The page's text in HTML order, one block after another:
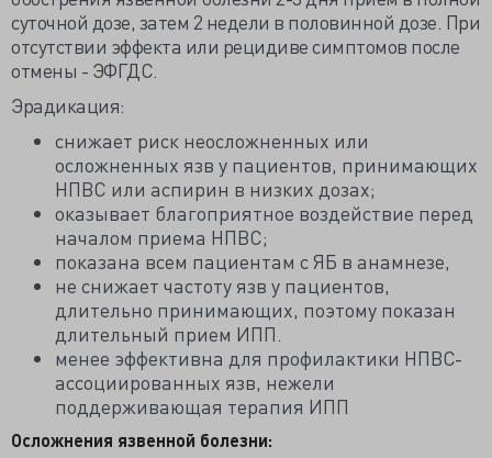
суточной дозе, затем 2 недели в половинной дозе. При
отсутствии эффекта или рецидиве симптомов после
отмены - ЭФГДС.
Эрадикация:
снижает риск неосложненных или
осложненных язв у пациентов, принимающих
НПВС или аспирин в низких дозах;
оказывает благоприятное воздействие перед
началом приема НПВС;
показана всем пациентам с ЯБ в анамнезе,
не снижает частоту язв у пациентов,
длительно принимающих, поэтому показан
длительный прием ИПП.
менее эффективна для профилактики НПВС-
ассоциированных язв, нежели
поддерживающая терапия ИПП
Осложнения язвенной болезни: